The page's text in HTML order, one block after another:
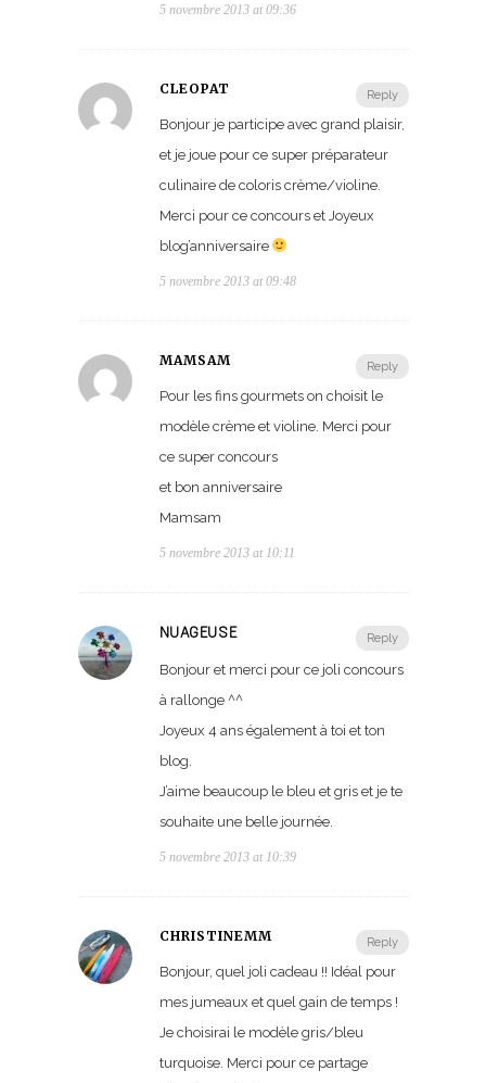
5 novembre 2013 at 09:36
Reply
CLEOPAT
Bonjour je participe avec grand plaisir,
et je joue pour ce super préparateur
culinaire de coloris crème/violine.
Merci pour ce concours et Joyeux
blog’anniversaire
5 novembre 2013 at 09:48
Reply
MAMSAM
Pour les fins gourmets on choisit le
modèle crème et violine. Merci pour
ce super concours
et bon anniversaire
Mamsam
5 novembre 2013 at 10:11
Reply
NUAGEUSE
Bonjour et merci pour ce joli concours
à rallonge ^^
Joyeux 4 ans également à toi et ton
blog.
J’aime beaucoup le bleu et gris et je te
souhaite une belle journée.
5 novembre 2013 at 10:39
Reply
CHRISTINEMM
Bonjour, quel joli cadeau !! Idéal pour
mes jumeaux et quel gain de temps !
Je choisirai le modèle gris/bleu
turquoise. Merci pour ce partage